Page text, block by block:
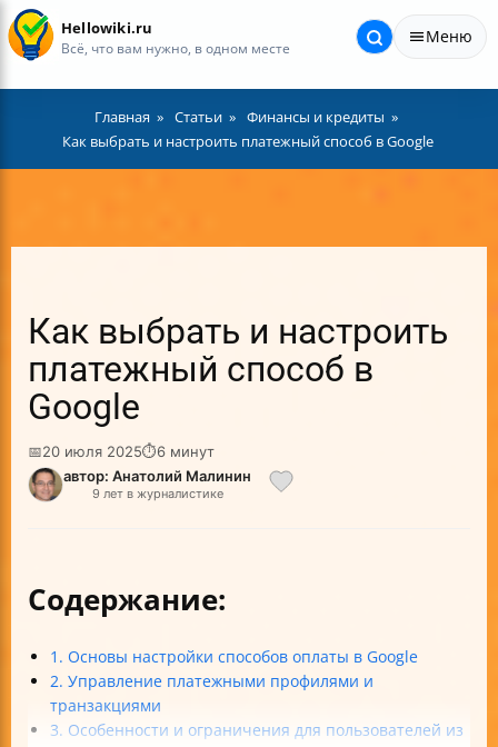
Hellowiki.ru
Всё, что вам нужно, в одном месте
Меню
Главная Статьи
Финансы и кредиты
Как выбрать и настроить платежный способ в Google
Как выбрать и настроить
платежный способ в
Google
📅20 июля 2025⏱6 минут
автор: Анатолий Малинин
9 лет в журналистике
Содержание:
1. Основы настройки способов оплаты в Google
2. Управление платежными профилями и
транзакциями
3. Особенности и ограничения для пользователей из